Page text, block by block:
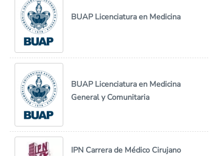
BUAP Licenciatura en Medicina
BUAP Licenciatura en Medicina
General y Comunitaria
IPN Carrera de Médico Cirujano